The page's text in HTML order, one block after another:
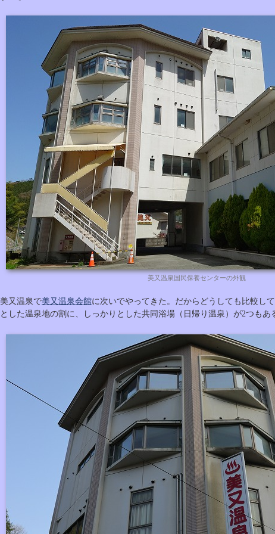
美又温泉国民保養センターの外観
美又温泉で美又温泉会館に次いでやってきた。だからどうしても比較し
とした温泉地の割に、しっかりとした共同浴場（日帰り温泉）が2つもあ